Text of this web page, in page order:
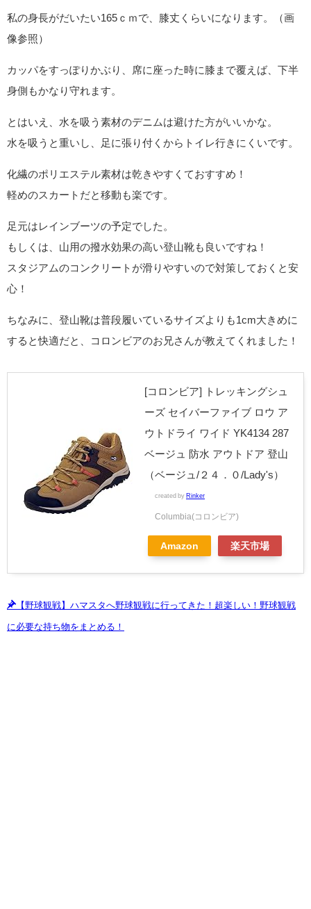
私の身長がだいたい165ｃｍで、膝丈くらいになります。（画
像参照）
カッパをすっぽりかぶり、席に座った時に膝まで覆えば、下半
身側もかなり守れます。
とはいえ、水を吸う素材のデニムは避けた方がいいかな。
水を吸うと重いし、足に張り付くからトイレ行きにくいです。
化繊のポリエステル素材は乾きやすくておすすめ！
軽めのスカートだと移動も楽です。
足元はレインブーツの予定でした。
もしくは、山用の撥水効果の高い登山靴も良いですね！
スタジアムのコンクリートが滑りやすいので対策しておくと安
心！
ちなみに、登山靴は普段履いているサイズよりも1cm大きめに
すると快適だと、コロンビアのお兄さんが教えてくれました！
[コロンビア] トレッキングシュ
ーズ セイバーファイブ ロウ ア
ウトドライ ワイド YK4134 287
ベージュ 防水 アウトドア 登山
（ベージュ/２４．０/Lady's）
created by Rinker
Columbia(コロンビア)
Amazon 楽天市場
【野球観戦】ハマスタへ野球観戦に行ってきた！超楽しい！野球観戦
に必要な持ち物をまとめる！